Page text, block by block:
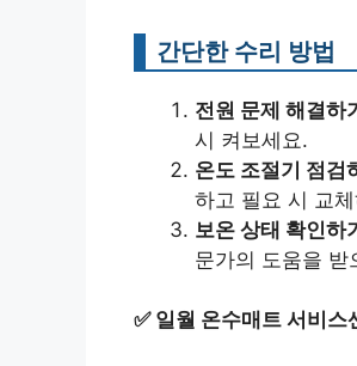
간단한 수리 방법
전원 문제 해결하
시 켜보세요.
온도 조절기 점검
하고 필요 시 교
보온 상태 확인하
문가의 도움을 받
✅ 일월 온수매트 서비스